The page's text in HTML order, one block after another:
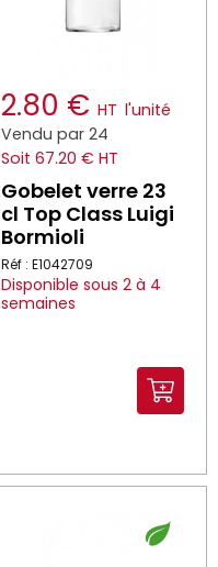
2.80 € HT l'unité
Vendu par 24
Soit 67.20 € HT
Gobelet verre 23
cl Top Class Luigi
Bormioli
Réf : E1042709
Disponible sous 2 à 4
semaines